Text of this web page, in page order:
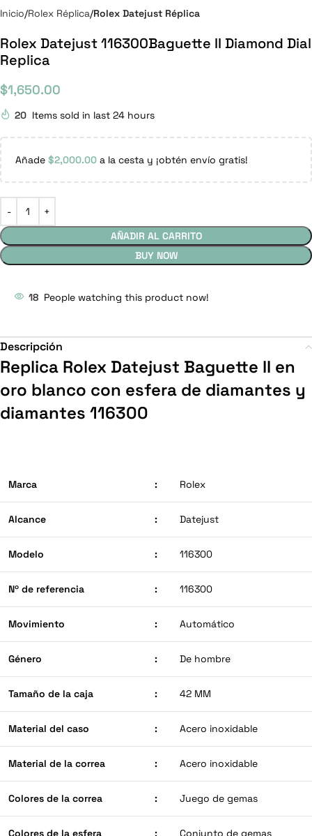
Inicio Rolex Réplica Rolex Datejust Réplica
Rolex Datejust 116300Baguette II Diamond Dial
Replica
$1,650.00
20 Items sold in last 24 hours
Añade $2,000.00 a la cesta y ¡obtén envío gratis!
AÑADIR AL CARRITO
BUY NOW
18 People watching this product now!
Descripción
Replica Rolex Datejust Baguette II en
oro blanco con esfera de diamantes y
diamantes 116300
Marca : Rolex
Alcance : Datejust
Modelo : 116300
Nº de referencia : 116300
Movimiento : Automático
Género : De hombre
Tamaño de la caja : 42 MM
Material del caso : Acero inoxidable
Material de la correa : Acero inoxidable
Colores de la correa : Juego de gemas
Colores de la esfera : Conjunto de gemas